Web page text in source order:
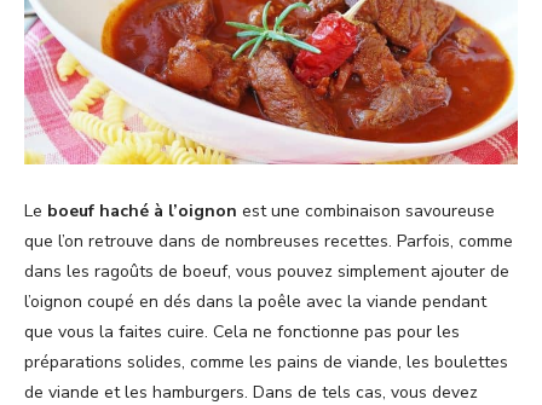
Le boeuf haché à l’oignon est une combinaison savoureuse
que l’on retrouve dans de nombreuses recettes. Parfois, comme
dans les ragoûts de boeuf, vous pouvez simplement ajouter de
l’oignon coupé en dés dans la poêle avec la viande pendant
que vous la faites cuire. Cela ne fonctionne pas pour les
préparations solides, comme les pains de viande, les boulettes
de viande et les hamburgers. Dans de tels cas, vous devez